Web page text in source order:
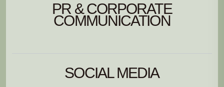
PR & CORPORATE
COMMUNICATION
SOCIAL MEDIA